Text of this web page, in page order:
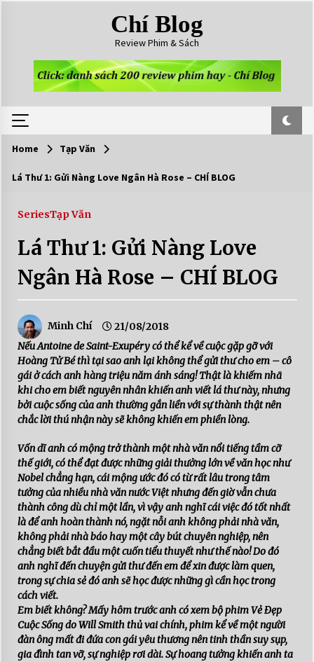
Chí Blog
Review Phim & Sách
Home Tạp Văn
Lá Thư 1: Gửi Nàng Love Ngân Hà Rose – CHÍ BLOG
SeriesTạp Văn
Lá Thư 1: Gửi Nàng Love
Ngân Hà Rose – CHÍ BLOG
Minh Chí
21/08/2018
Nếu Antoine de Saint-Exupéry có thể kể về cuộc gặp gỡ với
Hoàng Tử Bé thì tại sao anh lại không thể gửi thư cho em – cô
gái ở cách anh hàng triệu năm ánh sáng! Thật là khiếm nhã
khi cho em biết nguyên nhân khiến anh viết lá thư này, nhưng
bởi cuộc sống của anh thường gắn liền với sự thành thật nên
chắc lời thú nhận này sẽ không khiến em phiền lòng.
Vốn dĩ anh có mộng trở thành một nhà văn nổi tiếng tầm cỡ
thế giới, có thể đạt được những giải thưởng lớn về văn học như
Nobel chẳng hạn, cái mộng ước đó có từ rất lâu trong tâm
tưởng của nhiều nhà văn nước Việt nhưng đến giờ vẫn chưa
thành công dù chỉ một lần, vì vậy anh nghĩ cái việc đó tốt nhất
là để anh hoàn thành nó, ngặt nỗi anh không phải nhà văn,
không phải nhà báo hay một cây bút chuyên nghiệp, nên
chẳng biết bắt đầu một cuốn tiểu thuyết như thế nào! Do đó
anh nghĩ đến chuyện gửi thư đến em để xin được làm quen,
trong sự chia sẻ đó anh sẽ học được những gì cần học trong
cách viết.
Em biết không? Mấy hôm trước anh có xem bộ phim Vẻ Đẹp
Cuộc Sống do Will Smith thủ vai chính, phim kể về một người
đàn ông mất đi đứa con gái yêu thương nên tinh thần suy sụp,
gia đình tan vỡ, sự nghiệp rơi dài. Sự hoang tưởng khiến anh ta